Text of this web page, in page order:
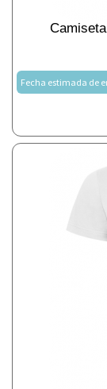
Fecha estimada de